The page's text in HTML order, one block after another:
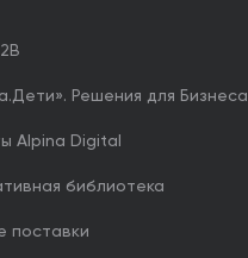
Решения для Бизнеса
Alpina Digital
библиотека
поставки